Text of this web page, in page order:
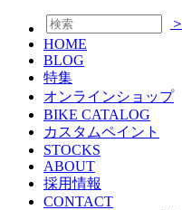
＞
HOME
BLOG
特集
オンラインショップ
BIKE CATALOG
カスタムペイント
STOCKS
ABOUT
採用情報
CONTACT